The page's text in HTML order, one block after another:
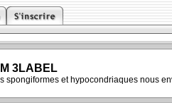
3LABEL
spongiformes et hypocondriaques nous